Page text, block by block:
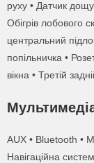
руху • Датчик
Обігрів лобового
центральний
попільничка •
вікна • Третій
AUX • Bluetooth •
Навігаційна
Даю згоду на